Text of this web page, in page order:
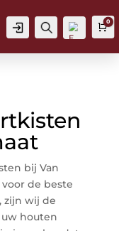
Login Zoeken
Verl
ang
0
bij Van
de beste
zijn wij de
houten